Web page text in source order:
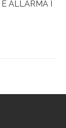
ALLARMA I